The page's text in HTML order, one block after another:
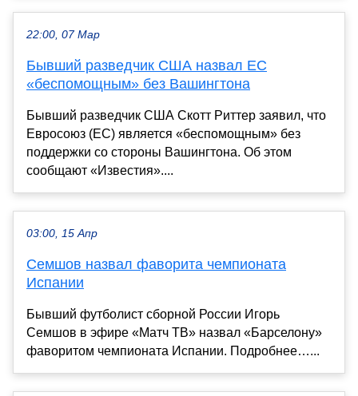
22:00, 07 Мар
Бывший разведчик США назвал ЕС
«беспомощным» без Вашингтона
Бывший разведчик США Скотт Риттер заявил, что
Евросоюз (ЕС) является «беспомощным» без
поддержки со стороны Вашингтона. Об этом
сообщают «Известия»....
03:00, 15 Апр
Семшов назвал фаворита чемпионата
Испании
Бывший футболист сборной России Игорь
Семшов в эфире «Матч ТВ» назвал «Барселону»
фаворитом чемпионата Испании. Подробнее…...